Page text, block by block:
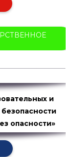
и
опасности»